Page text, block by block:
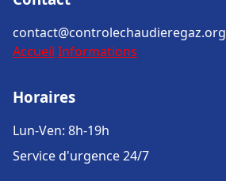
contact@controlechaudieregaz.org
Accueil Informations
Horaires
Lun-Ven: 8h-19h
Service d'urgence 24/7